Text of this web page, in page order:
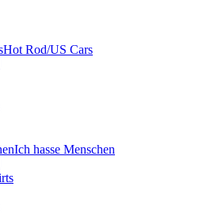
Hot Rod/US Cars
Ich hasse Menschen